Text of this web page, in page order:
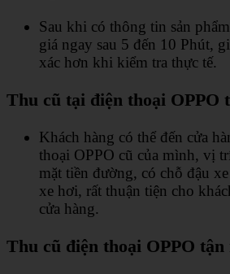
Sau khi có thông tin sản
giá ngay sau 5 đến 10 Phút,
xác hơn khi kiểm tra thực tế.
Thu cũ tại điện thoại OPPO
Khách hàng có thể đến cửa
thoại OPPO cũ của mình, vị
mặt tiền đường, có chỗ đậu
xe hơi, rất thuận tiện cho
cửa hàng.
Thu cũ điện thoại OPPO tận